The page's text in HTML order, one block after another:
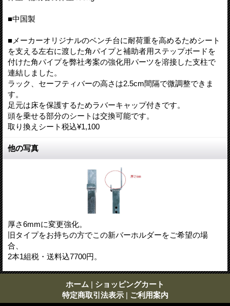
■中国製
■メーカーオリジナルのベンチ台に耐荷重を高めるためシート
を支える左右に渡した角パイプと補助者用ステップボードを
付けた角パイプを弊社考案の強化用パーツを溶接した支柱で
連結しました。
ラック、セーフティバーの高さは2.5cm間隔で微調整できま
す。
足元は床を保護するためラバーキャップ付きです。
頭を乗せる部分のシートは交換可能です。
取り換えシート税込¥1,100
他の写真
厚さ6mmに変更強化。
旧タイプをお持ちの方でこの新バーホルダーをご希望の場
合、
2本1組税・送料込7700円。
ホーム | ショッピングカート
特定商取引法表示 | ご利用案内